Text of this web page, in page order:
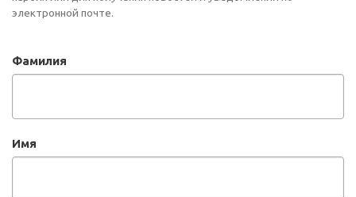
электронной почте.
Фамилия
Имя